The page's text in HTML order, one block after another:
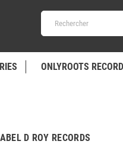
ONLYROOTS
D ROY RECORDS